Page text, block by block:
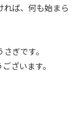
ば、何も始まら
ぎです。
ざいます。